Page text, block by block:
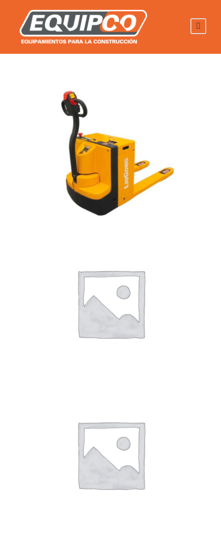
ZORRAS ELECTRICAS
IMPLEMENTOS PARA AUTOELEVADORES
IMPLEMENTOS PARA EXCAVADORAS